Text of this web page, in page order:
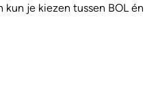
je kiezen tussen BOL én